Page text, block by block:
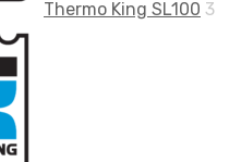
Thermo King SL100 3